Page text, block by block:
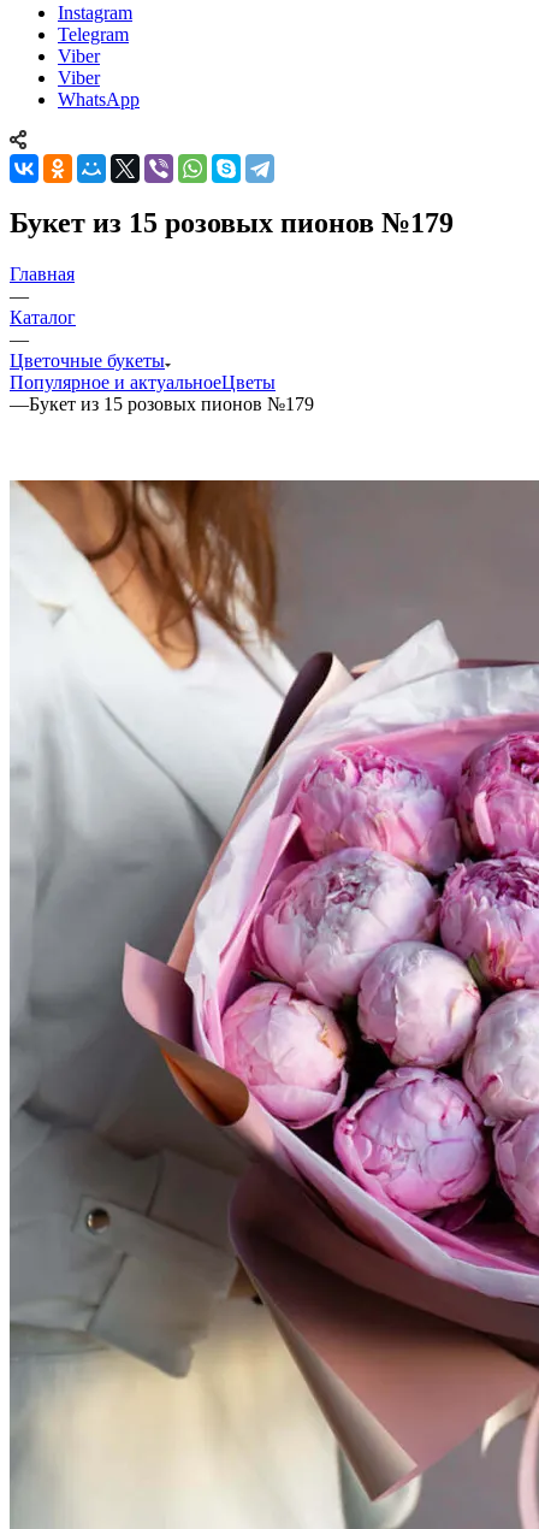
Instagram
Telegram
Viber
Viber
WhatsApp
Букет из 15 розовых пионов №179
Главная
—
Каталог
—
Цветочные букеты
Популярное и актуальноеЦветы
—Букет из 15 розовых пионов №179